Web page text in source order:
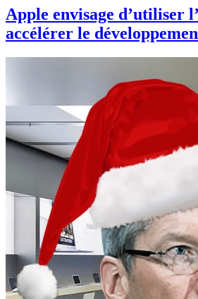
Apple envisage d’utiliser
accélérer le